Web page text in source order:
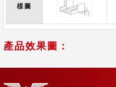
樣圖
產品效果圖：